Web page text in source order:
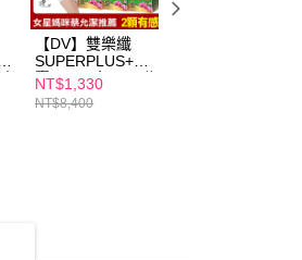
：
監護人之同意方可使用
之損失，本公司不負相關責
【DV】雙樂纖
SUPERPLUS+膠
囊(30顆/盒)x5 (贈
醇耀妍3.0煥白組
x1盒(3包/盒)
NT$1,330
NT$8,400